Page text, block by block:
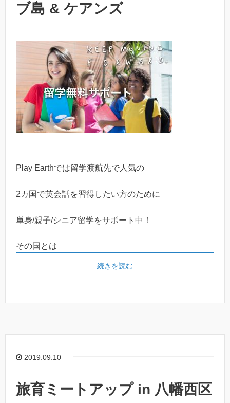
ブ島 & ケアンズ
Play Earthでは留学渡航先で人気の
2カ国で英会話を習得したい方のために
単身/親子/シニア留学をサポート中！
その国とは
続きを読む
2019.09.10
旅育ミートアップ in 八幡西区